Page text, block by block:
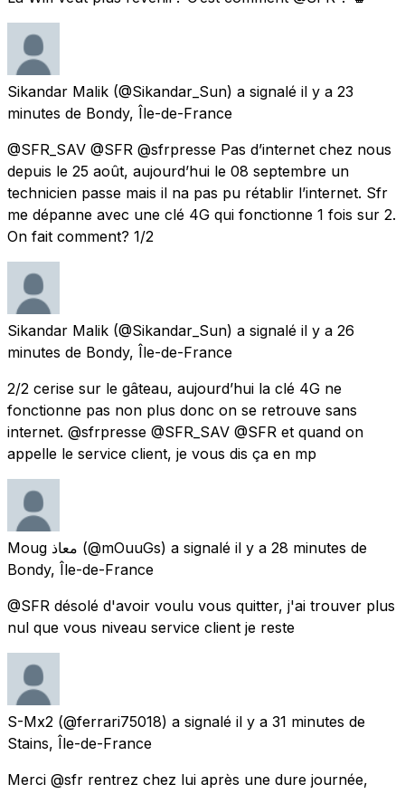
Sikandar Malik (@Sikandar_Sun) a signalé il y a 23
minutes de Bondy, Île-de-France
@SFR_SAV @SFR @sfrpresse Pas d’internet chez nous
depuis le 25 août, aujourd’hui le 08 septembre un
technicien passe mais il na pas pu rétablir l’internet. Sfr
me dépanne avec une clé 4G qui fonctionne 1 fois sur 2.
On fait comment? 1/2
Sikandar Malik (@Sikandar_Sun) a signalé il y a 26
minutes de Bondy, Île-de-France
2/2 cerise sur le gâteau, aujourd’hui la clé 4G ne
fonctionne pas non plus donc on se retrouve sans
internet. @sfrpresse @SFR_SAV @SFR et quand on
appelle le service client, je vous dis ça en mp
Moug معاذ (@mOuuGs) a signalé il y a 28 minutes de
Bondy, Île-de-France
@SFR désolé d'avoir voulu vous quitter, j'ai trouver plus
nul que vous niveau service client je reste
S-Mx2 (@ferrari75018) a signalé il y a 31 minutes de
Stains, Île-de-France
Merci @sfr rentrez chez lui après une dure journée,